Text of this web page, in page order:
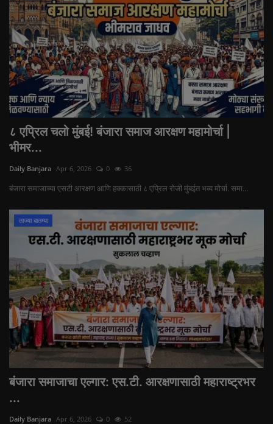
८ एप्रिल चलो मुंबई! बंजारा समाज आरक्षण महामोर्चा |
भीमर...
Daily Banjara Apr 6, 2026 0 36
बंजारा समाजाच्या एसटी आरक्षण आणि हक्कासाठी ८ एप्रिल रोजी मुंबईत भव्य मोर्चा. समा...
ताज्या बातम्या
बंजारा समाजाचा एल्गार: एस.टी. आरक्षणासाठी महाराष्ट्रभर
...
Daily Banjara Apr 6, 2026 0 52